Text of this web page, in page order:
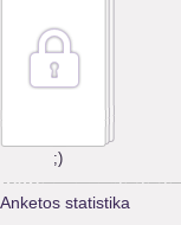
;)
Anketos statistika